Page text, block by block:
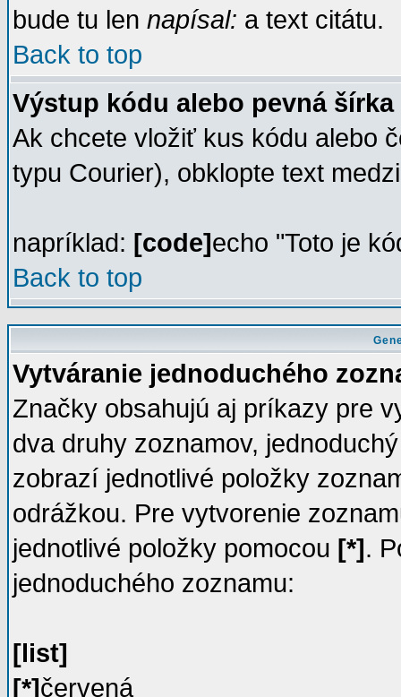
bude tu len napísal: a text citátu.
Back to top
Výstup kódu alebo pevná šírka
Ak chcete vložiť kus kódu alebo
typu Courier), obklopte text
napríklad: [code]echo "Toto je
Back to top
Vytváranie jednoduchého
Značky obsahujú aj príkazy pre
dva druhy zoznamov,
zobrazí jednotlivé položky
odrážkou. Pre vytvorenie
jednotlivé položky pomocou [*].
jednoduchého zoznamu:
[list]
[*]červená